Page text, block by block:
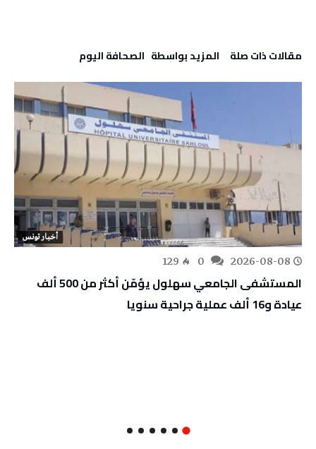
‫مقالات ذات صلة‬ ‫‫المزيد بواسطة‬ ‬ ‭ ‬الصحافة‭ ‬اليوم
أخبار تونس
2026-08-08
129
المستشفى الجامعي سهلول يؤمّن أكثر من 500 ألف
عيادة و16 ألف عملية جراحية سنويا